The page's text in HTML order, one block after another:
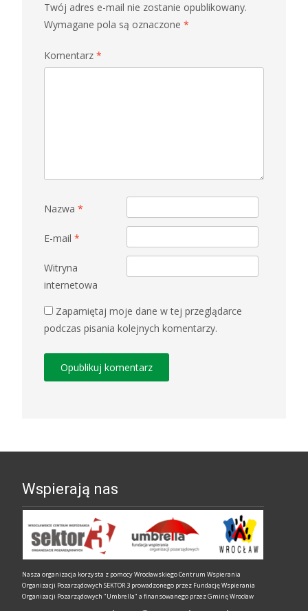
Twój adres e-mail nie zostanie opublikowany.
Wymagane pola są oznaczone *
Komentarz *
Nazwa *
E-mail *
Witryna
internetowa
Zapamiętaj moje dane w tej przeglądarce
podczas pisania kolejnych komentarzy.
Wspierają nas
Nasza organizacja korzysta z pomocy Wrocławskiego Centrum Wspierania
Organizacji Pozarządowych SEKTOR 3 prowadzonego przez Fundację Wspierania
Organizacji Pozarządowych "Umbrella" a finansowanego przez Gminę Wrocław